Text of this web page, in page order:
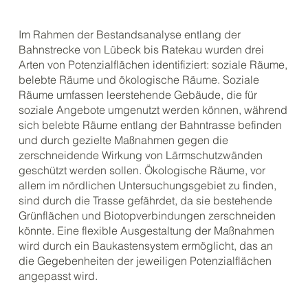
Im Rahmen der Bestandsanalyse entlang der
Bahnstrecke von Lübeck bis Ratekau wurden drei
Arten von Potenzialflächen identifiziert: soziale Räume,
belebte Räume und ökologische Räume. Soziale
Räume umfassen leerstehende Gebäude, die für
soziale Angebote umgenutzt werden können, während
sich belebte Räume entlang der Bahntrasse befinden
und durch gezielte Maßnahmen gegen die
zerschneidende Wirkung von Lärmschutzwänden
geschützt werden sollen. Ökologische Räume, vor
allem im nördlichen Untersuchungsgebiet zu finden,
sind durch die Trasse gefährdet, da sie bestehende
Grünflächen und Biotopverbindungen zerschneiden
könnte. Eine flexible Ausgestaltung der Maßnahmen
wird durch ein Baukastensystem ermöglicht, das an
die Gegebenheiten der jeweiligen Potenzialflächen
angepasst wird.